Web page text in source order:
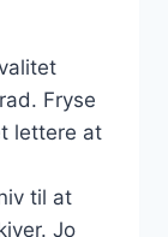
Fryse
lettere at
til at
Jo